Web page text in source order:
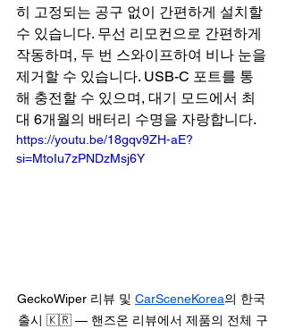
히 고정되는 공구 없이 간편하게 설치할
수 있습니다. 무선 리모컨으로 간편하게
작동하며, 두 번 스와이프하여 비나 눈을
제거할 수 있습니다. USB-C 포트를 통
해 충전할 수 있으며, 대기 모드에서 최
대 6개월의 배터리 수명을 자랑합니다.
https://youtu.be/18gqv9ZH-aE?
si=MtoIu7zPNDzMsj6Y
GeckoWiper 리뷰 및 CarSceneKorea의 한국
출시 🇰🇷 — 핸즈온 리뷰에서 제품의 전체 구